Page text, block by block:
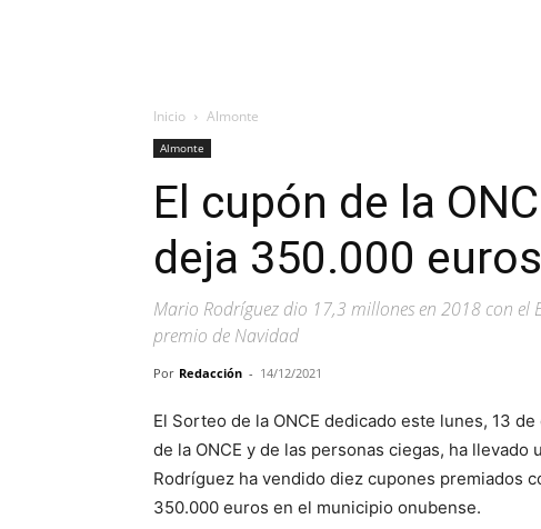
Inicio Almonte
Almonte
El cupón de la
deja 350.000
Mario Rodríguez dio 17,3 millones en 2018 con
premio de Navidad
Por Redacción - 14/12/2021
El Sorteo de la ONCE dedicado este lunes, 13
de la ONCE y de las personas ciegas, ha
Rodríguez ha vendido diez cupones premiados
350.000 euros en el municipio onubense.